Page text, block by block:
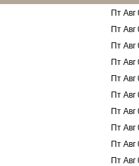
Пт
Пт
Пт
Пт
Пт
Пт
Пт
Пт
Пт
Пт